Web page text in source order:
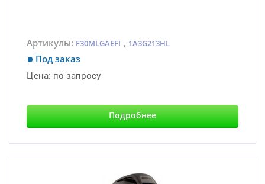
Артикулы: F30MLGAEFI , 1A3G213HL
Под заказ
Цена: по запросу
Подробнее